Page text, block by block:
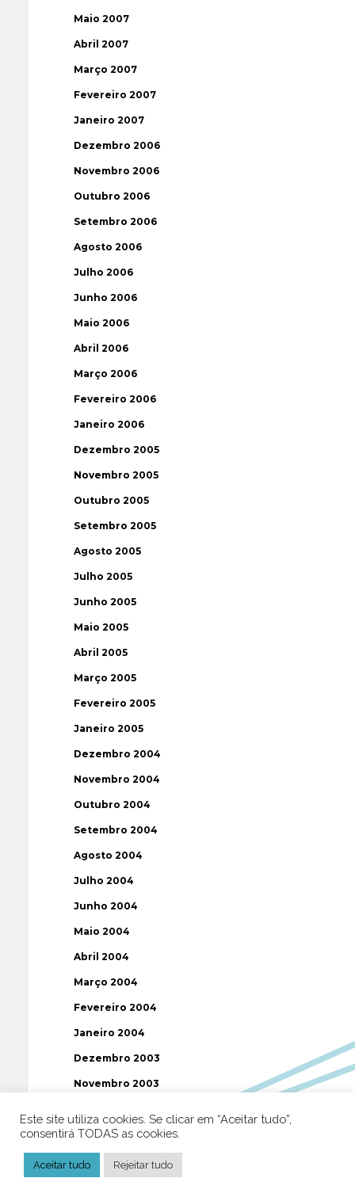
Maio 2007
Abril 2007
Março 2007
Fevereiro 2007
Janeiro 2007
Dezembro 2006
Novembro 2006
Outubro 2006
Setembro 2006
Agosto 2006
Julho 2006
Junho 2006
Maio 2006
Abril 2006
Março 2006
Fevereiro 2006
Janeiro 2006
Dezembro 2005
Novembro 2005
Outubro 2005
Setembro 2005
Agosto 2005
Julho 2005
Junho 2005
Maio 2005
Abril 2005
Março 2005
Fevereiro 2005
Janeiro 2005
Dezembro 2004
Novembro 2004
Outubro 2004
Setembro 2004
Agosto 2004
Julho 2004
Junho 2004
Maio 2004
Abril 2004
Março 2004
Fevereiro 2004
Janeiro 2004
Dezembro 2003
Novembro 2003
Etiquetas
Este site utiliza cookies. Se clicar em “Aceitar tudo”,
consentirá TODAS as cookies.
Aceitar tudo Rejeitar tudo